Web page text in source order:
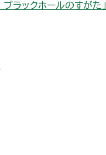
ラックホールのすがた」